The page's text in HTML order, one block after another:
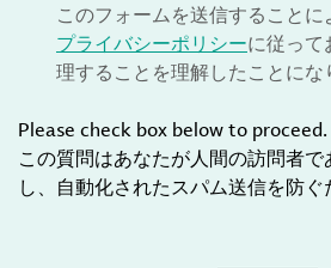
このフォームを送信すること
プライバシーポリシーに従って
理することを理解したことにな
Please check box below to proceed.
この質問はあなたが人間の訪問者で
し、自動化されたスパム送信を防ぐ